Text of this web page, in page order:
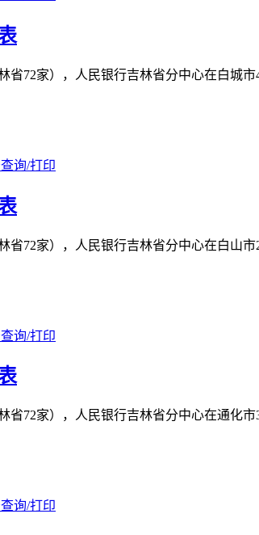
省72家），人民银行吉林省分中心在白城
询/打印
省72家），人民银行吉林省分中心在白山
询/打印
72家），人民银行吉林省分中心在通化
询/打印